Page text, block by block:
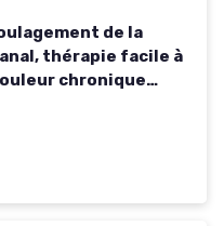
de la
thérapie facile à
chronique